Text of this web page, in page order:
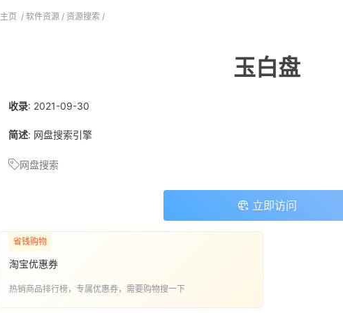
主页 / 软件资源 / 资源搜索 /
玉白盘
收录: 2021-09-30
简述: 网盘搜索引擎
网盘搜索
立即访问
省钱购物
淘宝优惠券
热销商品排行榜，专属优惠券，需要购物搜一下